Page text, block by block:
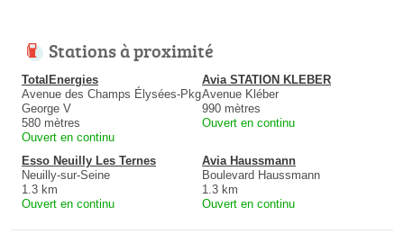
Stations à proximité
TotalEnergies
Avenue des Champs Élysées-Pkg
George V
580 mètres
Ouvert en continu
Avia STATION KLEBER
Avenue Kléber
990 mètres
Ouvert en continu
Esso Neuilly Les Ternes
Neuilly-sur-Seine
1.3 km
Ouvert en continu
Avia Haussmann
Boulevard Haussmann
1.3 km
Ouvert en continu